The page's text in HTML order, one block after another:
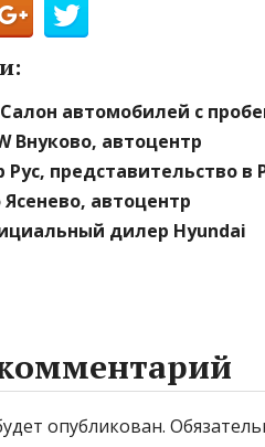
автомобилей с
Внуково, автоцентр
представительство в
автоцентр
дилер Hyundai
опубликован.